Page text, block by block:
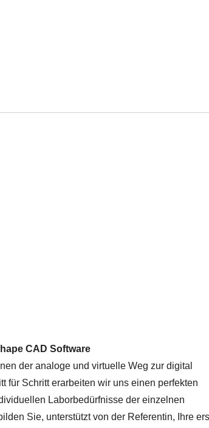
CAD Software
der analoge und virtuelle Weg zur digital
für Schritt erarbeiten wir uns einen perfekten
Laborbedürfnisse der einzelnen
Sie, unterstützt von der Referentin, Ihre